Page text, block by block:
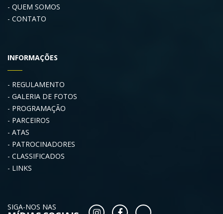
QUEM SOMOS
CONTATO
INFORMAÇÕES
REGULAMENTO
GALERIA DE FOTOS
PROGRAMAÇÃO
PARCEIROS
ATAS
PATROCINADORES
CLASSIFICADOS
LINKS
SIGA-NOS NAS